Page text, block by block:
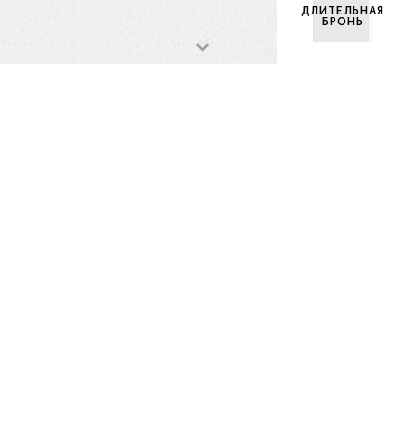
ДЛИТЕЛЬНАЯ
БРОНЬ